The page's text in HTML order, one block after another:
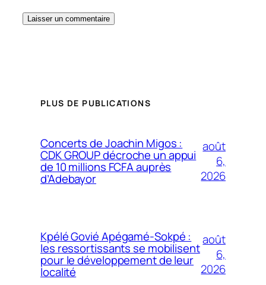
PLUS DE PUBLICATIONS
Concerts de Joachin Migos :
CDK GROUP décroche un appui
de 10 millions FCFA auprès
d’Adebayor
août
6,
2026
Kpélé Govié Apégamé-Sokpé :
les ressortissants se mobilisent
pour le développement de leur
localité
août
6,
2026